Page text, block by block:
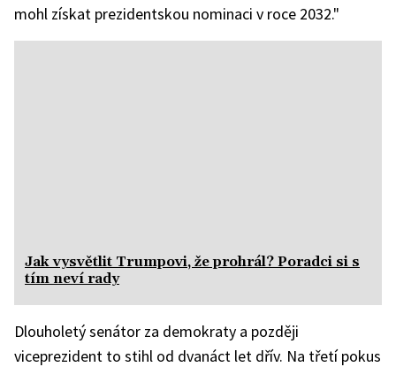
mohl získat prezidentskou nominaci v roce 2032."
Jak vysvětlit Trumpovi, že prohrál? Poradci si s
tím neví rady
Dlouholetý senátor za demokraty a později
viceprezident to stihl od dvanáct let dřív. Na třetí pokus